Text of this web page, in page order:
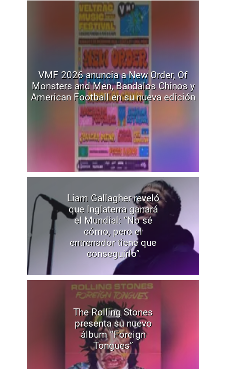
VMF 2026 anuncia a New Order, Of
Monsters and Men, Bandalos Chinos y
American Football en su nueva edición
Liam Gallagher reveló
que Inglaterra ganará
el Mundial: “No sé
cómo, pero el
entrenador tiene que
conseguirlo”
The Rolling Stones
presenta su nuevo
álbum “Foreign
Tongues”